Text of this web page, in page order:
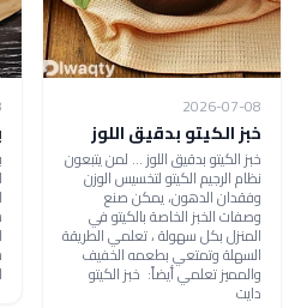
2026-07-08
خبز الكيتو بدقيق اللوز
خبز الكيتو بدقيق اللوز ... لمن يتبعون
نظام الرجيم الكيتو لتخسيس الوزن
وفقدان الدهون، يمكن صنع
وصفات الخبز الخاصة بالكيتو في
المنزل بكل سهولة ، تعلمي الطريقة
السهلة وتمتعي بطعمه الخفيف
والمميز تعلمي أيضاً: خبز الكيتو
دايت